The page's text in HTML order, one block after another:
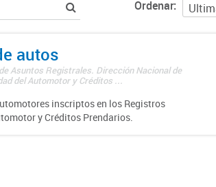
Ordenar
autos
Asuntos Registrales. Dirección Nacional de
del Automotor y Créditos ...
inscriptos en los Registros
y Créditos Prendarios.